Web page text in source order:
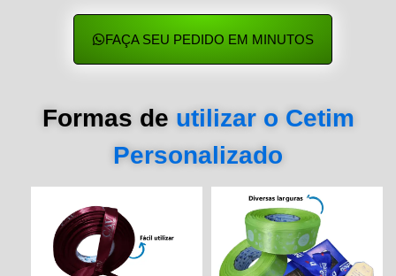
FAÇA SEU PEDIDO EM MINUTOS
Formas de utilizar o Cetim
Personalizado